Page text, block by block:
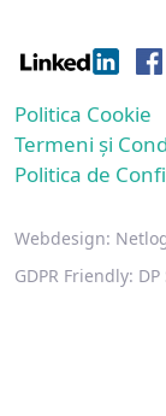
Politica Cookie
Termeni și
Politica de
Webdesign:
GDPR Friendly: